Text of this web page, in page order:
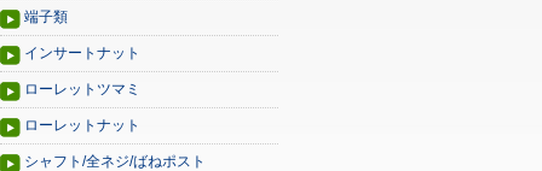
端子類
インサートナット
ローレットツマミ
ローレットナット
シャフト/全ネジ/ばねポスト